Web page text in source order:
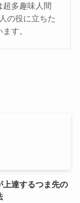
超多趣味人間
の役に立ちた
す。
上達するつま先の